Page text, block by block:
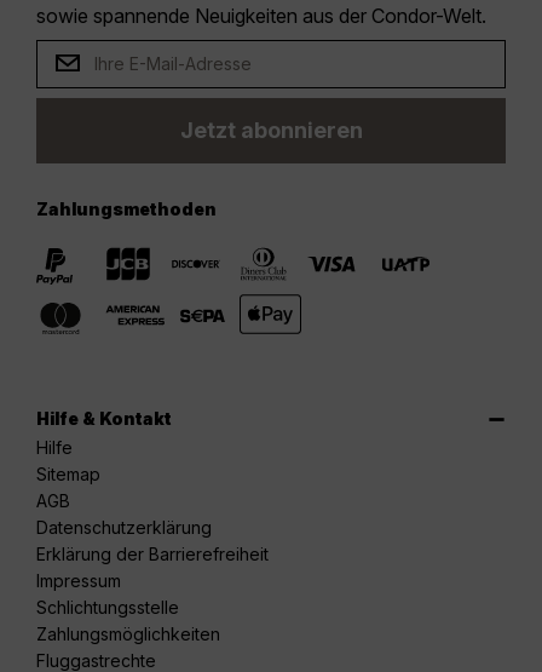
sowie spannende Neuigkeiten aus der Condor-Welt.
Jetzt abonnieren
Zahlungsmethoden
Hilfe & Kontakt
Hilfe
Sitemap
AGB
Datenschutzerklärung
Erklärung der Barrierefreiheit
Impressum
Schlichtungsstelle
Zahlungsmöglichkeiten
Fluggastrechte